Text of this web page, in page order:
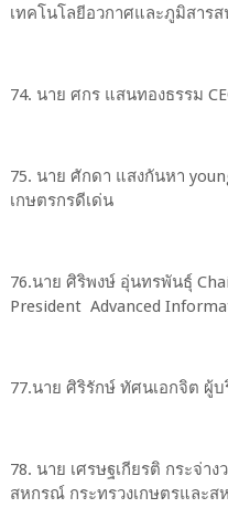
เทคโนโลยีอวกาศและภูมิสาร
74. นาย ศกร แสนทองธรรม
75. นาย ศักดา แสงกันหา
เกษตรกรดีเด่น
76.นาย ศิริพงษ์ อุ่นทรพันธุ์
President Advanced
77.นาย ศิริรักษ์ ทัศนเอกจิต
78. นาย เศรษฐเกียรติ กระจ่า
สหกรณ์ กระทรวงเกษตรและ